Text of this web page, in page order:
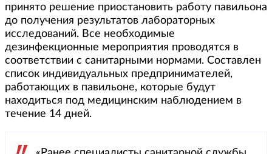
принято решение приостановить работу павильона
до получения результатов лабораторных
исследований. Все необходимые
дезинфекционные мероприятия проводятся в
соответствии с санитарными нормами. Составлен
список индивидуальных предпринимателей,
работающих в павильоне, которые будут
находиться под медицинским наблюдением в
течение 14 дней.